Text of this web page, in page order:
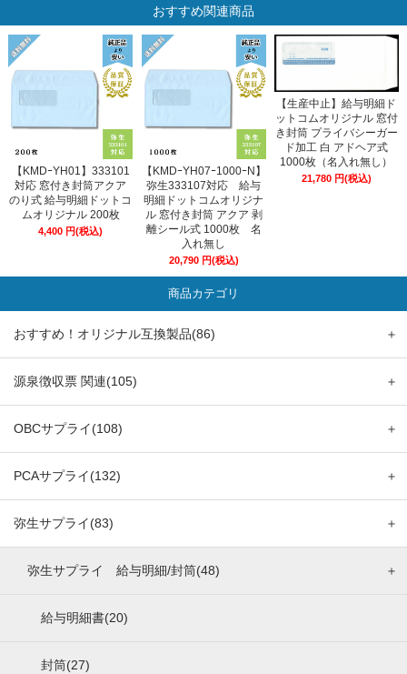
おすすめ関連商品
【KMDｰYH01】333101
対応 窓付き封筒アクア
のり式 給与明細ドットコ
ムオリジナル 200枚
4,400 円(税込)
【KMDｰYH07ｰ1000ｰN】
弥生333107対応 給与
明細ドットコムオリジナ
ル 窓付き封筒 アクア 剥
離シール式 1000枚 名
入れ無し
20,790円(税込)
【生産中止】給与明細ド
ットコムオリジナル 窓付
き封筒 プライバシーガー
ド加工 白 アドヘア式
1000枚（名入れ無し）
21,780円(税込)
商品カテゴリ
おすすめ！オリジナル互換製品(86) ＋
源泉徴収票 関連(105) ＋
OBCサプライ(108) ＋
PCAサプライ(132) ＋
弥生サプライ(83) ＋
弥生サプライ 給与明細/封筒(48) ＋
給与明細書(20)
封筒(27)